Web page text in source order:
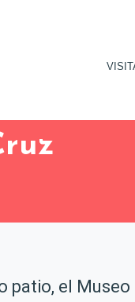
patio, el